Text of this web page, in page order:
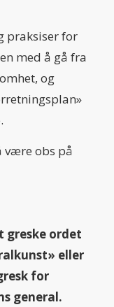
praksiser for
med å gå fra
og
være obs på
greske ordet
eller
for
general.